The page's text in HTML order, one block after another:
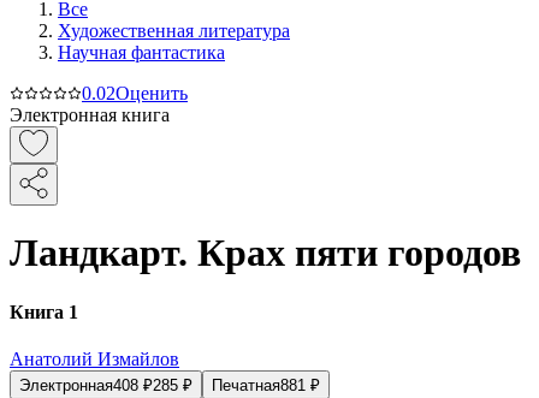
Все
Художественная литература
Научная фантастика
0.02Оценить
Электронная книга
Ландкарт. Крах пяти городов
Книга 1
Анатолий Измайлов
Электронная408 ₽285 ₽ Печатная881 ₽